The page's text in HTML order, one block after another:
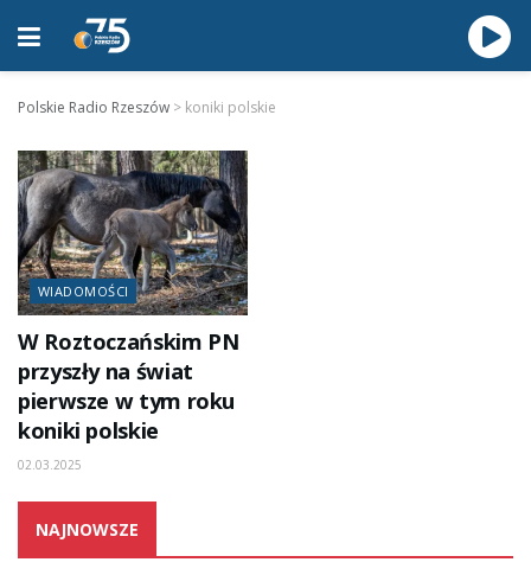
Polskie Radio Rzeszów > koniki polskie
WIADOMOŚCI
W Roztoczańskim PN
przyszły na świat
pierwsze w tym roku
koniki polskie
02.03.2025
NAJNOWSZE